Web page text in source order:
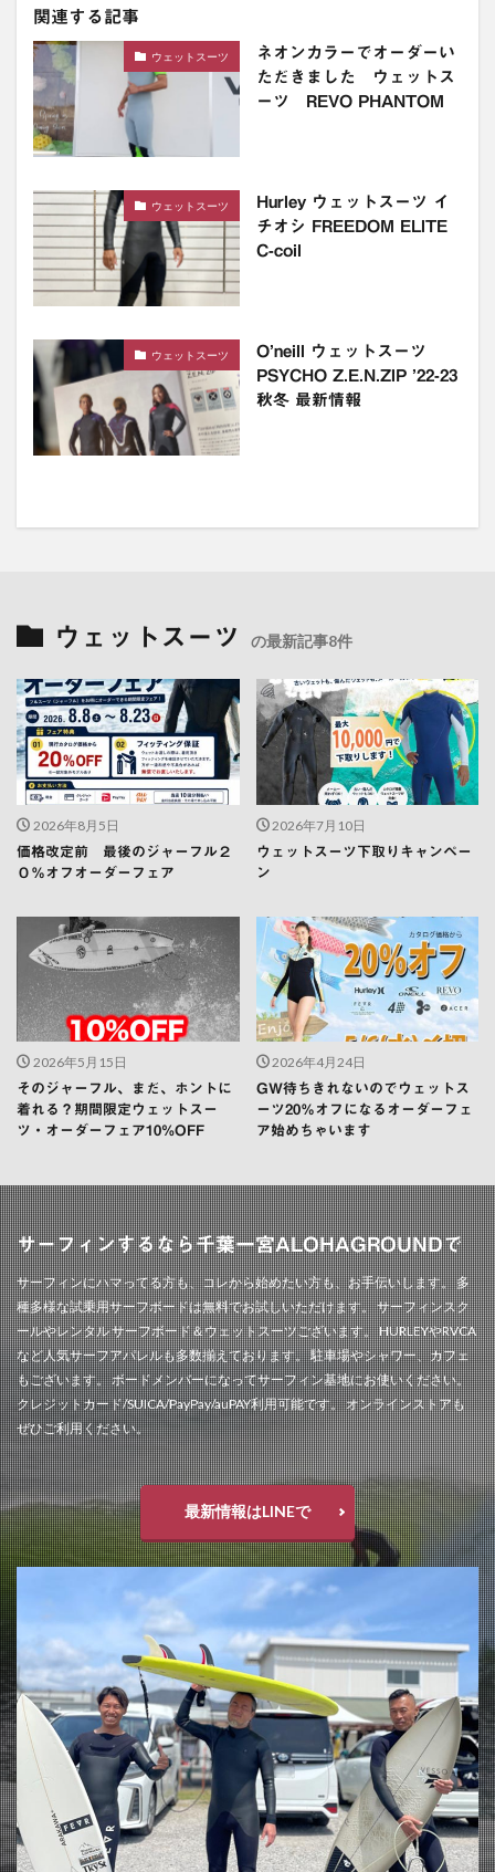
関連する記事
ウェットスーツ
ネオンカラーでオーダーい
ただきました ウェットス
ーツ REVO PHANTOM
ウェットスーツ
Hurley ウェットスーツ イ
チオシ FREEDOM ELITE
C-coil
ウェットスーツ
O’neill ウェットスーツ
PSYCHO Z.E.N.ZIP ’22-23
秋冬 最新情報
ウェットスーツ の最新記事8件
2026年8月5日
価格改定前 最後のジャーフル２
０％オフオーダーフェア
2026年7月10日
ウェットスーツ下取りキャンペー
ン
2026年5月15日
そのジャーフル、まだ、ホントに
着れる？期間限定ウェットスー
ツ・オーダーフェア10%OFF
2026年4月24日
GW待ちきれないのでウェットス
ーツ20％オフになるオーダーフェ
ア始めちゃいます
サーフィンするなら千葉一宮ALOHAGROUNDで
サーフィンにハマってる方も、コレから始めたい方も、お手伝いします。 多
種多様な試乗用サーフボードは無料でお試しいただけます。 サーフィンスク
ールやレンタル サーフボード＆ウェットスーツございます。 HURLEYやRVCA
など人気サーフアパレルも多数揃えております。 駐車場やシャワー、カフェ
もございます。 ボードメンバーになってサーフィン基地にお使いください。
クレジットカード/SUICA/PayPay/auPAY利用可能です。 オンラインストアも
ぜひご利用ください。
最新情報はLINEで